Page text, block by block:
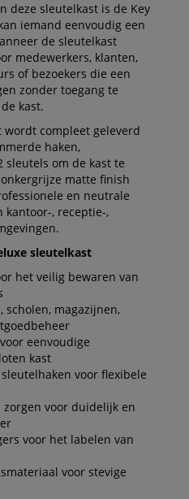
deze sleutelkast is de Key
iemand eenvoudig een
de sleutelkast
medewerkers, klanten,
of bezoekers die een
zonder toegang te
kast.
wordt compleet geleverd
haken,
sleutels om de kast te
matte finish
en neutrale
, receptie-,
sleutelkast
het veilig bewaren van
scholen, magazijnen,
eenvoudige
kast
voor flexibele
voor duidelijk en
voor het labelen van
voor stevige